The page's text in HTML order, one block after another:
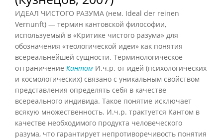
ИДЕАЛ ЧИСТОГО РАЗУМА (нем. Ideal der reinen
Vernunft) — термин кантовской философии,
используемый в «Критике чистого разума» для
обозначения «теологической идеи» как понятия
всереальнейшей сущности. Терминологическое
отграничение Кантом И.ч.р. от идей (психологических
и космологических) связано с уникальным свойством
представления определять себя в качестве
всереального индивида. Такое понятие исключает
всякую множественность. И.ч.р. трактуется Кантом в
качестве необходимого продукта человеческого
разума, что гарантирует непротиворечивость понятия